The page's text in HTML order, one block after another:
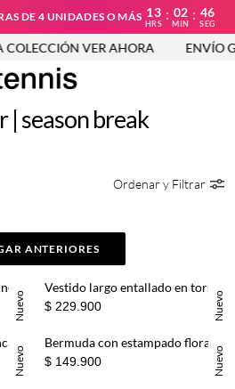
DE 4 UNIDADES O MÁS 13
HRS
: 02
MIN
: 45
SEG
VER AHORA ENVÍO
| season break
Ordenar y Filtrar
ANTERIORES
Nuevo
Vestido maxi con cuerpo fruncido en algodón verde oliva para mujer
Nuevo
Vestido largo entallado en torso con falda globo en algodón marrón para mujer
$ 229.900
Nuevo
Vestido maxi fit recto con encaje floral calado en negro para mujer
Nuevo
Bermuda con estampado floral en algodón crema para mujer
$ 149.900